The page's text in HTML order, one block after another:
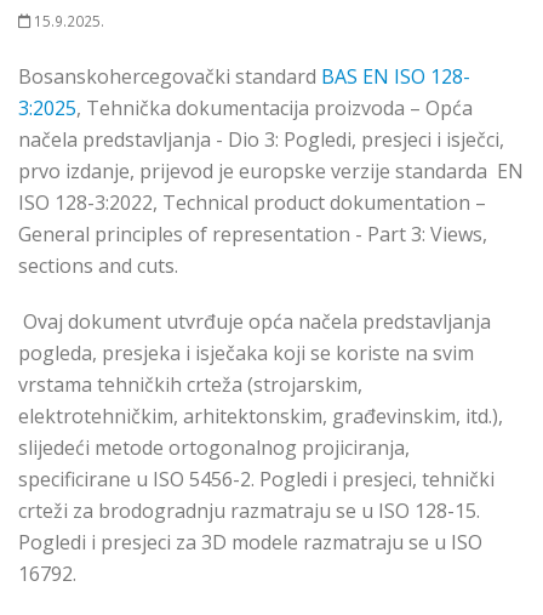
15.9.2025.
Bosanskohercegovački standard BAS EN ISO 128-
3:2025, Tehnička dokumentacija proizvoda – Opća
načela predstavljanja - Dio 3: Pogledi, presjeci i isječci,
prvo izdanje, prijevod je europske verzije standarda EN
ISO 128-3:2022, Technical product dokumentation –
General principles of representation - Part 3: Views,
sections and cuts.
Ovaj dokument utvrđuje opća načela predstavljanja
pogleda, presjeka i isječaka koji se koriste na svim
vrstama tehničkih crteža (strojarskim,
elektrotehničkim, arhitektonskim, građevinskim, itd.),
slijedeći metode ortogonalnog projiciranja,
specificirane u ISO 5456-2. Pogledi i presjeci, tehnički
crteži za brodogradnju razmatraju se u ISO 128-15.
Pogledi i presjeci za 3D modele razmatraju se u ISO
16792.